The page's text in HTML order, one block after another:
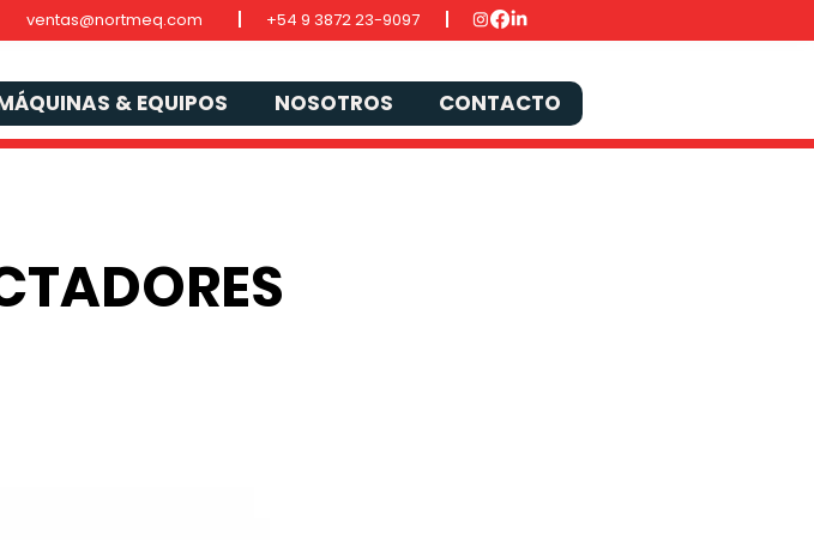
ventas@nortmeq.com +54 9 3872 23-9097
& EQUIPOS NOSOTROS CONTACTO